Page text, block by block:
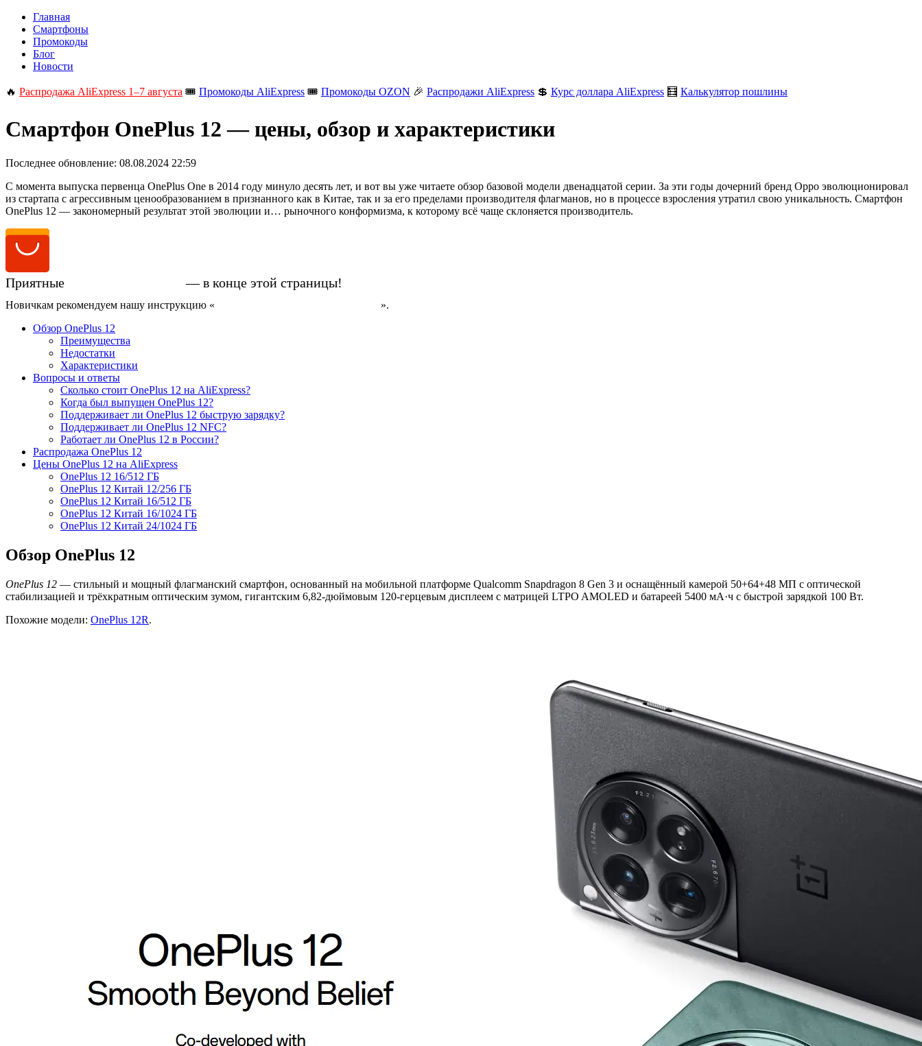
Главная
Смартфоны
Промокоды
Блог
Новости
🔥 Распродажа AliExpress 1–7 августа 🎟️ Промокоды AliExpress 🎟️ Промокоды OZON 🎉 Распродажи AliExpress 💲 Курс доллара AliExpress 🧮 Калькулятор пошлины
Смартфон OnePlus 12 — цены, обзор и характеристики
Последнее обновление: 08.08.2024 22:59
С момента выпуска первенца OnePlus One в 2014 году минуло десять лет, и вот вы уже читаете обзор базовой модели двенадцатой серии. За эти годы дочерний бренд Oppo эволюционировал
из стартапа с агрессивным ценообразованием в признанного как в Китае, так и за его пределами производителя флагманов, но в процессе взросления утратил свою уникальность. Смартфон
OnePlus 12 — закономерный результат этой эволюции и… рыночного конформизма, к которому всё чаще склоняется производитель.
Приятные — в конце этой страницы!
Новичкам рекомендуем нашу инструкцию «
».
Обзор OnePlus 12
Преимущества
Недостатки
Характеристики
Вопросы и ответы
Сколько стоит OnePlus 12 на AliExpress?
Когда был выпущен OnePlus 12?
Поддерживает ли OnePlus 12 быструю зарядку?
Поддерживает ли OnePlus 12 NFC?
Работает ли OnePlus 12 в России?
Распродажа OnePlus 12
Цены OnePlus 12 на AliExpress
OnePlus 12 16/512 ГБ
OnePlus 12 Китай 12/256 ГБ
OnePlus 12 Китай 16/512 ГБ
OnePlus 12 Китай 16/1024 ГБ
OnePlus 12 Китай 24/1024 ГБ
Обзор OnePlus 12
OnePlus 12 — стильный и мощный флагманский смартфон, основанный на мобильной платформе Qualcomm Snapdragon 8 Gen 3 и оснащённый камерой 50+64+48 МП с оптической
стабилизацией и трёхкратным оптическим зумом, гигантским 6,82-дюймовым 120-герцевым дисплеем с матрицей LTPO AMOLED и батареей 5400 мА·ч с быстрой зарядкой 100 Вт.
Похожие модели: OnePlus 12R.